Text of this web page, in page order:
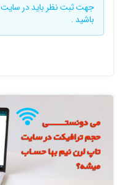
جهت ثبت نظر باید در سایت
باشید .